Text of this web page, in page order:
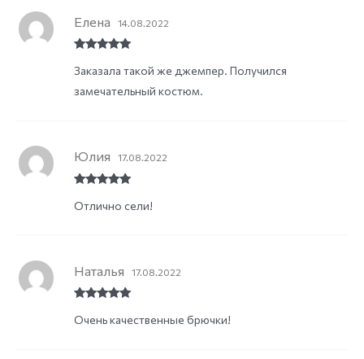
of 5
Елена 14.08.2022
Заказала такой же джемпер. Получился
замечательный костюм.
of 5
Юлия 17.08.2022
Отлично сели!
of 5
Наталья 17.08.2022
Очень качественные брючки!